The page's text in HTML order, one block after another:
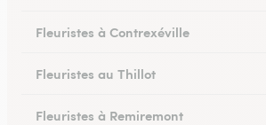
Fleuristes à Contrexéville
Fleuristes au Thillot
Fleuristes à Remiremont